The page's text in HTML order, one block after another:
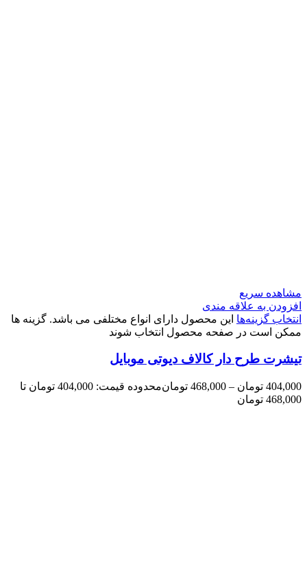
مشاهده سریع
افزودن به علاقه مندی
انتخاب گزینه‌ها این محصول دارای انواع مختلفی می باشد. گزینه ها
ممکن است در صفحه محصول انتخاب شوند
تیشرت طرح دار کالاف دیوتی موبایل
404,000 تومان –
468,000 تومان
محدوده قیمت: 404,000 تومان تا
468,000 تومان